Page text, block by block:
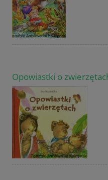
Opowiastki o